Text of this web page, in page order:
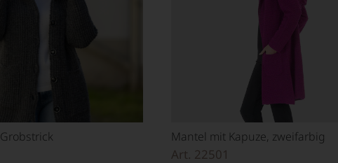
Mantel mit Kapuze, zweifarbig
Art. 22501